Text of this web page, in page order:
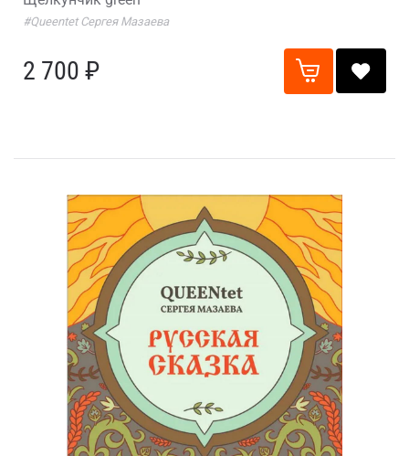
#Queentet Сергея Мазаева
2 700 ₽